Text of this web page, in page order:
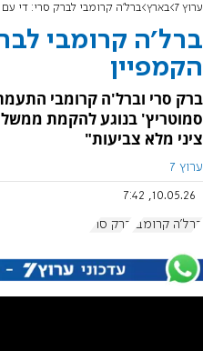
ערוץ 7 בארץ ברל'ה קרומבי לברק סרי: די
ברל'ה קרומבי
הקמפיין
ברק סרי וברל'ה קרומבי
סמוטריץ' בנוגע להקמת
ציני מלא צביעות"
ערוץ 7
10.05.26, 7:42
ברל'ה קרומבי ברק סרי